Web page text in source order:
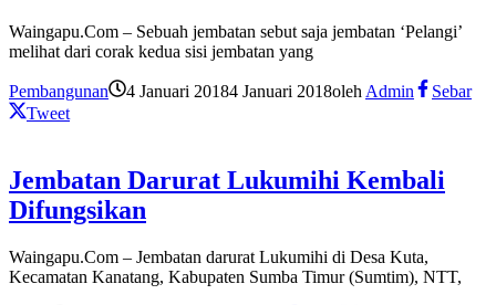
Waingapu.Com – Sebuah jembatan sebut saja jembatan ‘Pelangi’
melihat dari corak kedua sisi jembatan yang
Pembangunan 4 Januari 20184 Januari 2018oleh Admin
Sebar
Tweet
Jembatan Darurat Lukumihi Kembali
Difungsikan
Waingapu.Com – Jembatan darurat Lukumihi di Desa Kuta,
Kecamatan Kanatang, Kabupaten Sumba Timur (Sumtim), NTT,